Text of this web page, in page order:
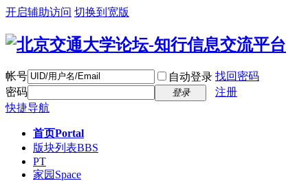
开启辅助访问 切换到宽版
帐号 自动登录 找回密码
密码
登录
注册
快捷导航
首页Portal
版块列表BBS
PT
家园 Space